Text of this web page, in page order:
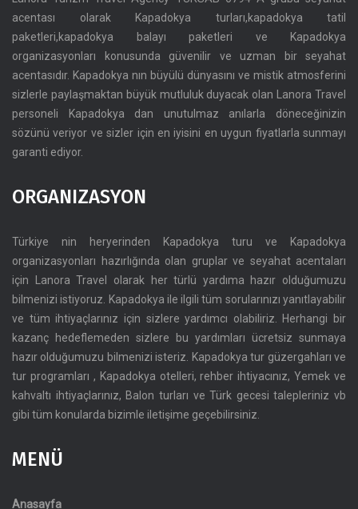
acentası olarak Kapadokya turları,kapadokya tatil
paketleri,kapadokya balayı paketleri ve Kapadokya
organizasyonları konusunda güvenilir ve uzman bir seyahat
acentasıdır. Kapadokya nın büyülü dünyasını ve mistik atmosferini
sizlerle paylaşmaktan büyük mutluluk duyacak olan Lanora Travel
personeli Kapadokya dan unutulmaz anılarla döneceğinizin
sözünü veriyor ve sizler için en iyisini en uygun fiyatlarla sunmayı
garanti ediyor.
ORGANIZASYON
Türkiye nin heryerinden Kapadokya turu ve Kapadokya
organizasyonları hazırlığında olan gruplar ve seyahat acentaları
için Lanora Travel olarak her türlü yardıma hazır olduğumuzu
bilmenizi istiyoruz. Kapadokya ile ilgili tüm sorularınızı yanıtlayabilir
ve tüm ihtiyaçlarınız için sizlere yardımcı olabiliriz. Herhangi bir
kazanç hedeflemeden sizlere bu yardımları ücretsiz sunmaya
hazır olduğumuzu bilmenizi isteriz. Kapadokya tur güzergahları ve
tur programları , Kapadokya otelleri, rehber ihtiyacınız, Yemek ve
kahvaltı ihtiyaçlarınız, Balon turları ve Türk gecesi talepleriniz vb
gibi tüm konularda bizimle iletişime geçebilirsiniz.
MENÜ
Anasayfa